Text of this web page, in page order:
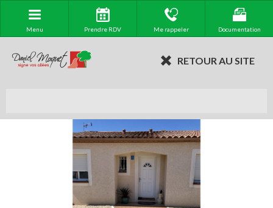
Menu Prendre RDV Me rappeler Documentation
RETOUR AU SITE